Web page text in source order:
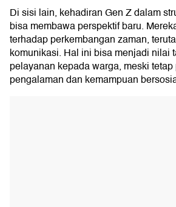
5. Mendorong Partisipasi Anak
6. Memiliki Energi dan Semangat
Di sisi lain, kehadiran Gen Z dalam
bisa membawa perspektif baru.
terhadap perkembangan zaman,
komunikasi. Hal ini bisa menjadi nilai
pelayanan kepada warga, meski
pengalaman dan kemampuan